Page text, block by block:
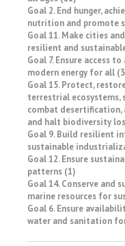
Goal 2. End hunger,
nutrition and promote
Goal 11. Make cities
resilient and
Goal 7. Ensure access
modern energy for all
Goal 15. Protect,
terrestrial ecosystems,
combat desertification,
and halt biodiversity
Goal 9. Build resilient
sustainable
Goal 12. Ensure
patterns (1)
Goal 14. Conserve and
marine resources for
Goal 6. Ensure
water and sanitation